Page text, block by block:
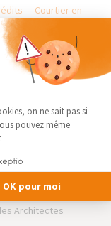
— Courtier en
INTÉRIEURE
Architectes
on ne sait pas si
pouvez même
OK pour moi